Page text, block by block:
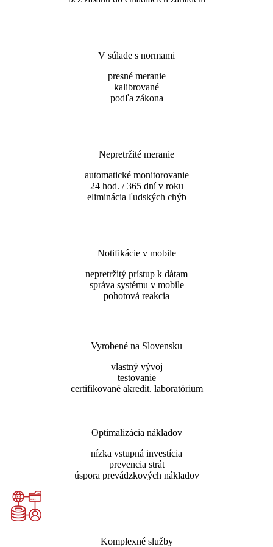
V súlade s normami
presné meranie
kalibrované
podľa zákona
Nepretržité meranie
automatické monitorovanie
24 hod. / 365 dní v roku
eliminácia ľudských chýb
Notifikácie v mobile
nepretržitý prístup k dátam
správa systému v mobile
pohotová reakcia
Vyrobené na Slovensku
vlastný vývoj
testovanie
certifikované akredit. laboratórium
Optimalizácia nákladov
nízka vstupná investícia
prevencia strát
úspora prevádzkových nákladov
Komplexné služby